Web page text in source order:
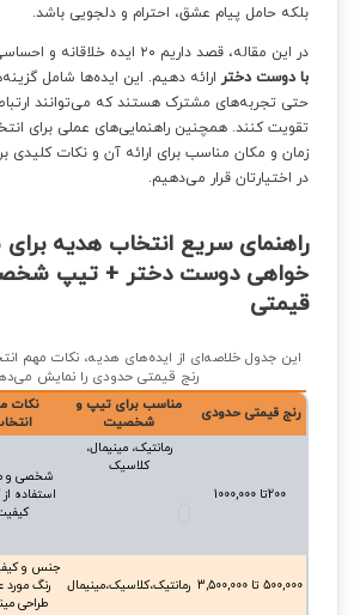
بلکه حامل پیام عشق، احترام و دلجویی باشد.
در این مقاله، قصد داریم ۲۰ ایده خلاقانه و احساسی برای
با دوست دخترارائه دهیم. این ایده‌ها شامل
حتی تجربه‌های مشترک هستند که می‌توانند
تقویت کنند. همچنین راهنمایی‌های عملی برای
زمان و مکان مناسب برای ارائه آن و نکات کلیدی
در اختیارتان قرار می‌دهیم.
راهنمای سریع انتخاب هدیه
خواهی دوست دختر + تیپ
قیمتی
این جدول خلاصه‌ای از ایده‌های هدیه، نکات مهم
رنج قیمتی حدودی را نمایش
نکات
مناسب برای تیپ و
شخصیت
رنج قیمتی حدودی
شخصی و
استفاده از
رمانتیک، مینیمال،
کلاسیک
200تا 1000,000
جنس و
رنگ مورد
طراحی
رمانتیک،کلاسیک،مینیمال 500,000 تا 3,500,000